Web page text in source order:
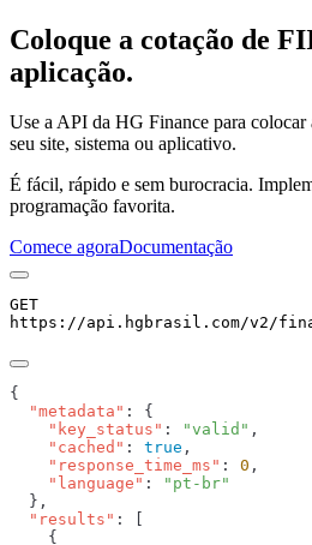
Coloque a cotação de
aplicação.
Use a API da HG Finance para colocar
seu site, sistema ou aplicativo.
É fácil, rápido e sem burocracia.
programação favorita.
Comece agoraDocumentação
GET
https://api.hgbrasil.com/v2/
  "metadata"
    "key_status"
: "valid"
    "cached"
: true
    "response_time_ms"
: 0
    "language"
:
  "results"